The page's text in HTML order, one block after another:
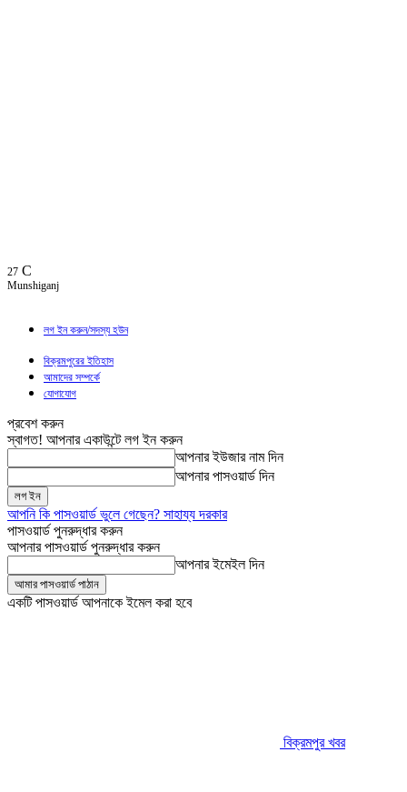
27 C
Munshiganj
লগ ইন করুন/সদস্য হউন
বিক্রমপুরের ইতিহাস
আমাদের সম্পর্কে
যোগাযোগ
প্রবেশ করুন
স্বাগত! আপনার একাউন্টে লগ ইন করুন
আপনার ইউজার নাম দিন
আপনার পাসওয়ার্ড দিন
আপনি কি পাসওয়ার্ড ভুলে গেছেন? সাহায্য দরকার
পাসওয়ার্ড পুনরুদ্ধার করুন
আপনার পাসওয়ার্ড পুনরুদ্ধার করুন
আপনার ইমেইল দিন
একটি পাসওয়ার্ড আপনাকে ইমেল করা হবে
বিক্রমপুর খবর